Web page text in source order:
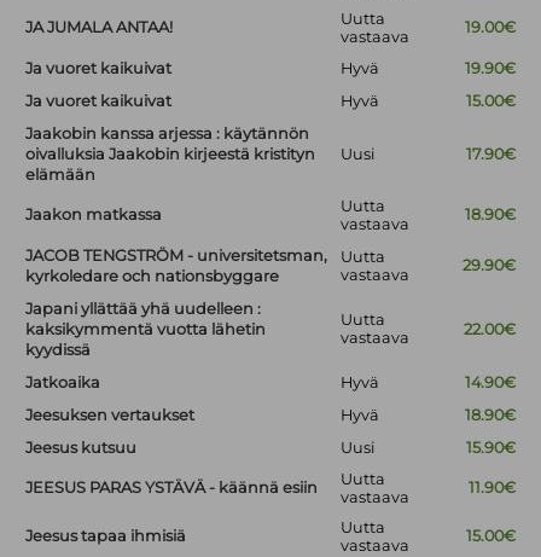
JA JUMALA ANTAA!
Uutta
vastaava
19.00€
Ja vuoret kaikuivat Hyvä
19.90€
Ja vuoret kaikuivat
Hyvä
15.00€
Jaakobin kanssa arjessa : käytännön
oivalluksia Jaakobin kirjeestä kristityn
elämään
Uusi 17.90€
Jaakon matkassa
Uutta
vastaava
18.90€
JACOB TENGSTRÖM - universitetsman,
kyrkoledare och nationsbyggare
Uutta
vastaava
29.90€
Japani yllättää yhä uudelleen :
kaksikymmentä vuotta lähetin
kyydissä
Uutta
vastaava
22.00€
Jatkoaika Hyvä
14.90€
Jeesuksen vertaukset
Hyvä
18.90€
Jeesus kutsuu
Uusi 15.90€
JEESUS PARAS YSTÄVÄ - käännä esiin
Uutta
vastaava
11.90€
Jeesus tapaa ihmisiä
Uutta
vastaava
15.00€